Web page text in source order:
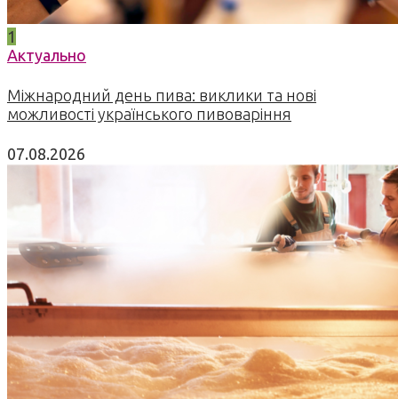
1
Актуально
Міжнародний день пива: виклики та нові
можливості українського пивоваріння
07.08.2026